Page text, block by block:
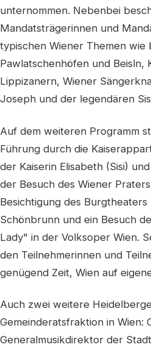
unternommen. Nebenbei
Mandatsträgerinnen und
typischen Wiener Themen wie
Pawlatschenhöfen und Beisln,
Lippizanern, Wiener
Joseph und der legendären
Auf dem weiteren Programm
Führung durch die
der Kaiserin Elisabeth (Sisi)
der Besuch des Wiener
Besichtigung des Burgtheaters
Schönbrunn und ein Besuch
Lady" in der Volksoper Wien.
den Teilnehmerinnen und
genügend Zeit, Wien auf
Auch zwei weitere
Gemeinderatsfraktion in Wien:
Generalmusikdirektor der